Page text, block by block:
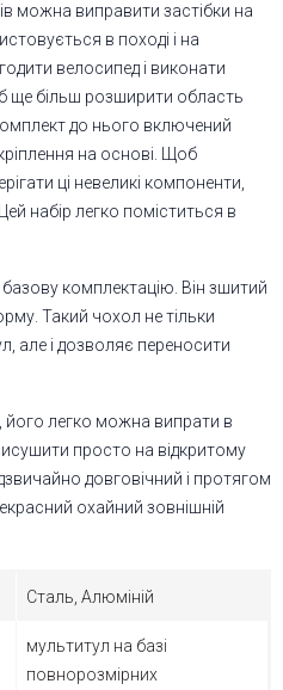
можна виправити застібки на
в поході і на
велосипед і виконати
ще більш розширити область
до нього включений
кріплення на основі. Щоб
ці невеликі компоненти,
набір легко поміститься в
комплектацію. Він зшитий
Такий чохол не тільки
але і дозволяє переносити
легко можна випрати в
просто на відкритому
довговічний і протягом
охайний зовнішній
Сталь, Алюміній
мультитул на базі
повнорозмірних